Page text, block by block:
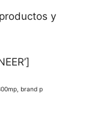
y
brand p